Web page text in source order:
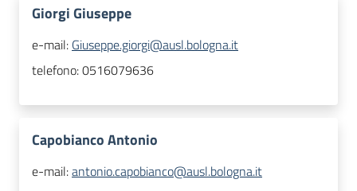
Giorgi Giuseppe
e-mail: Giuseppe.giorgi@ausl.bologna.it
telefono:0516079636
Capobianco Antonio
e-mail:antonio.capobianco@ausl.bologna.it